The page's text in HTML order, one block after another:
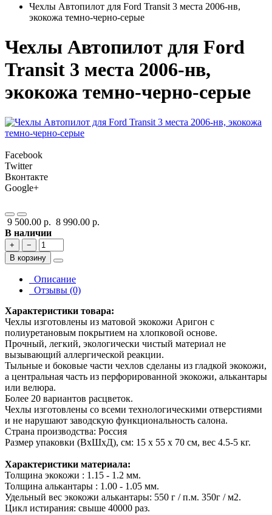
Чехлы Автопилот для Ford Transit 3 места 2006-нв,
экокожа темно-черно-серые
Чехлы Автопилот для Ford
Transit 3 места 2006-нв,
экокожа темно-черно-серые
Facebook
Twitter
Вконтакте
Google+
9 500.00 р. 8 990.00 р.
В наличии
+
−
В корзину
Описание
Отзывы (0)
Характеристики товара:
Чехлы изготовлены из матовой экокожи Аригон с
полиуретановым покрытием на хлопковой основе.
Прочный, легкий, экологически чистый материал не
вызывающий аллергической реакции.
Тыльные и боковые части чехлов сделаны из гладкой экокожи,
а центральная часть из перфорированной экокожи, алькантары
или велюра.
Более 20 вариантов расцветок.
Чехлы изготовлены со всеми технологическими отверстиями
и не нарушают заводскую функциональность салона.
Страна производства: Россия
Размер упаковки (ВхШхД), см: 15 x 55 x 70 см, вес 4.5-5 кг.
Характеристики материала:
Толщина экокожи : 1.15 - 1.2 мм.
Толщина алькантары : 1.00 - 1.05 мм.
Удельный вес экокожи алькантары: 550 г / п.м. 350г / м2.
Цикл истирания: свыше 40000 раз.